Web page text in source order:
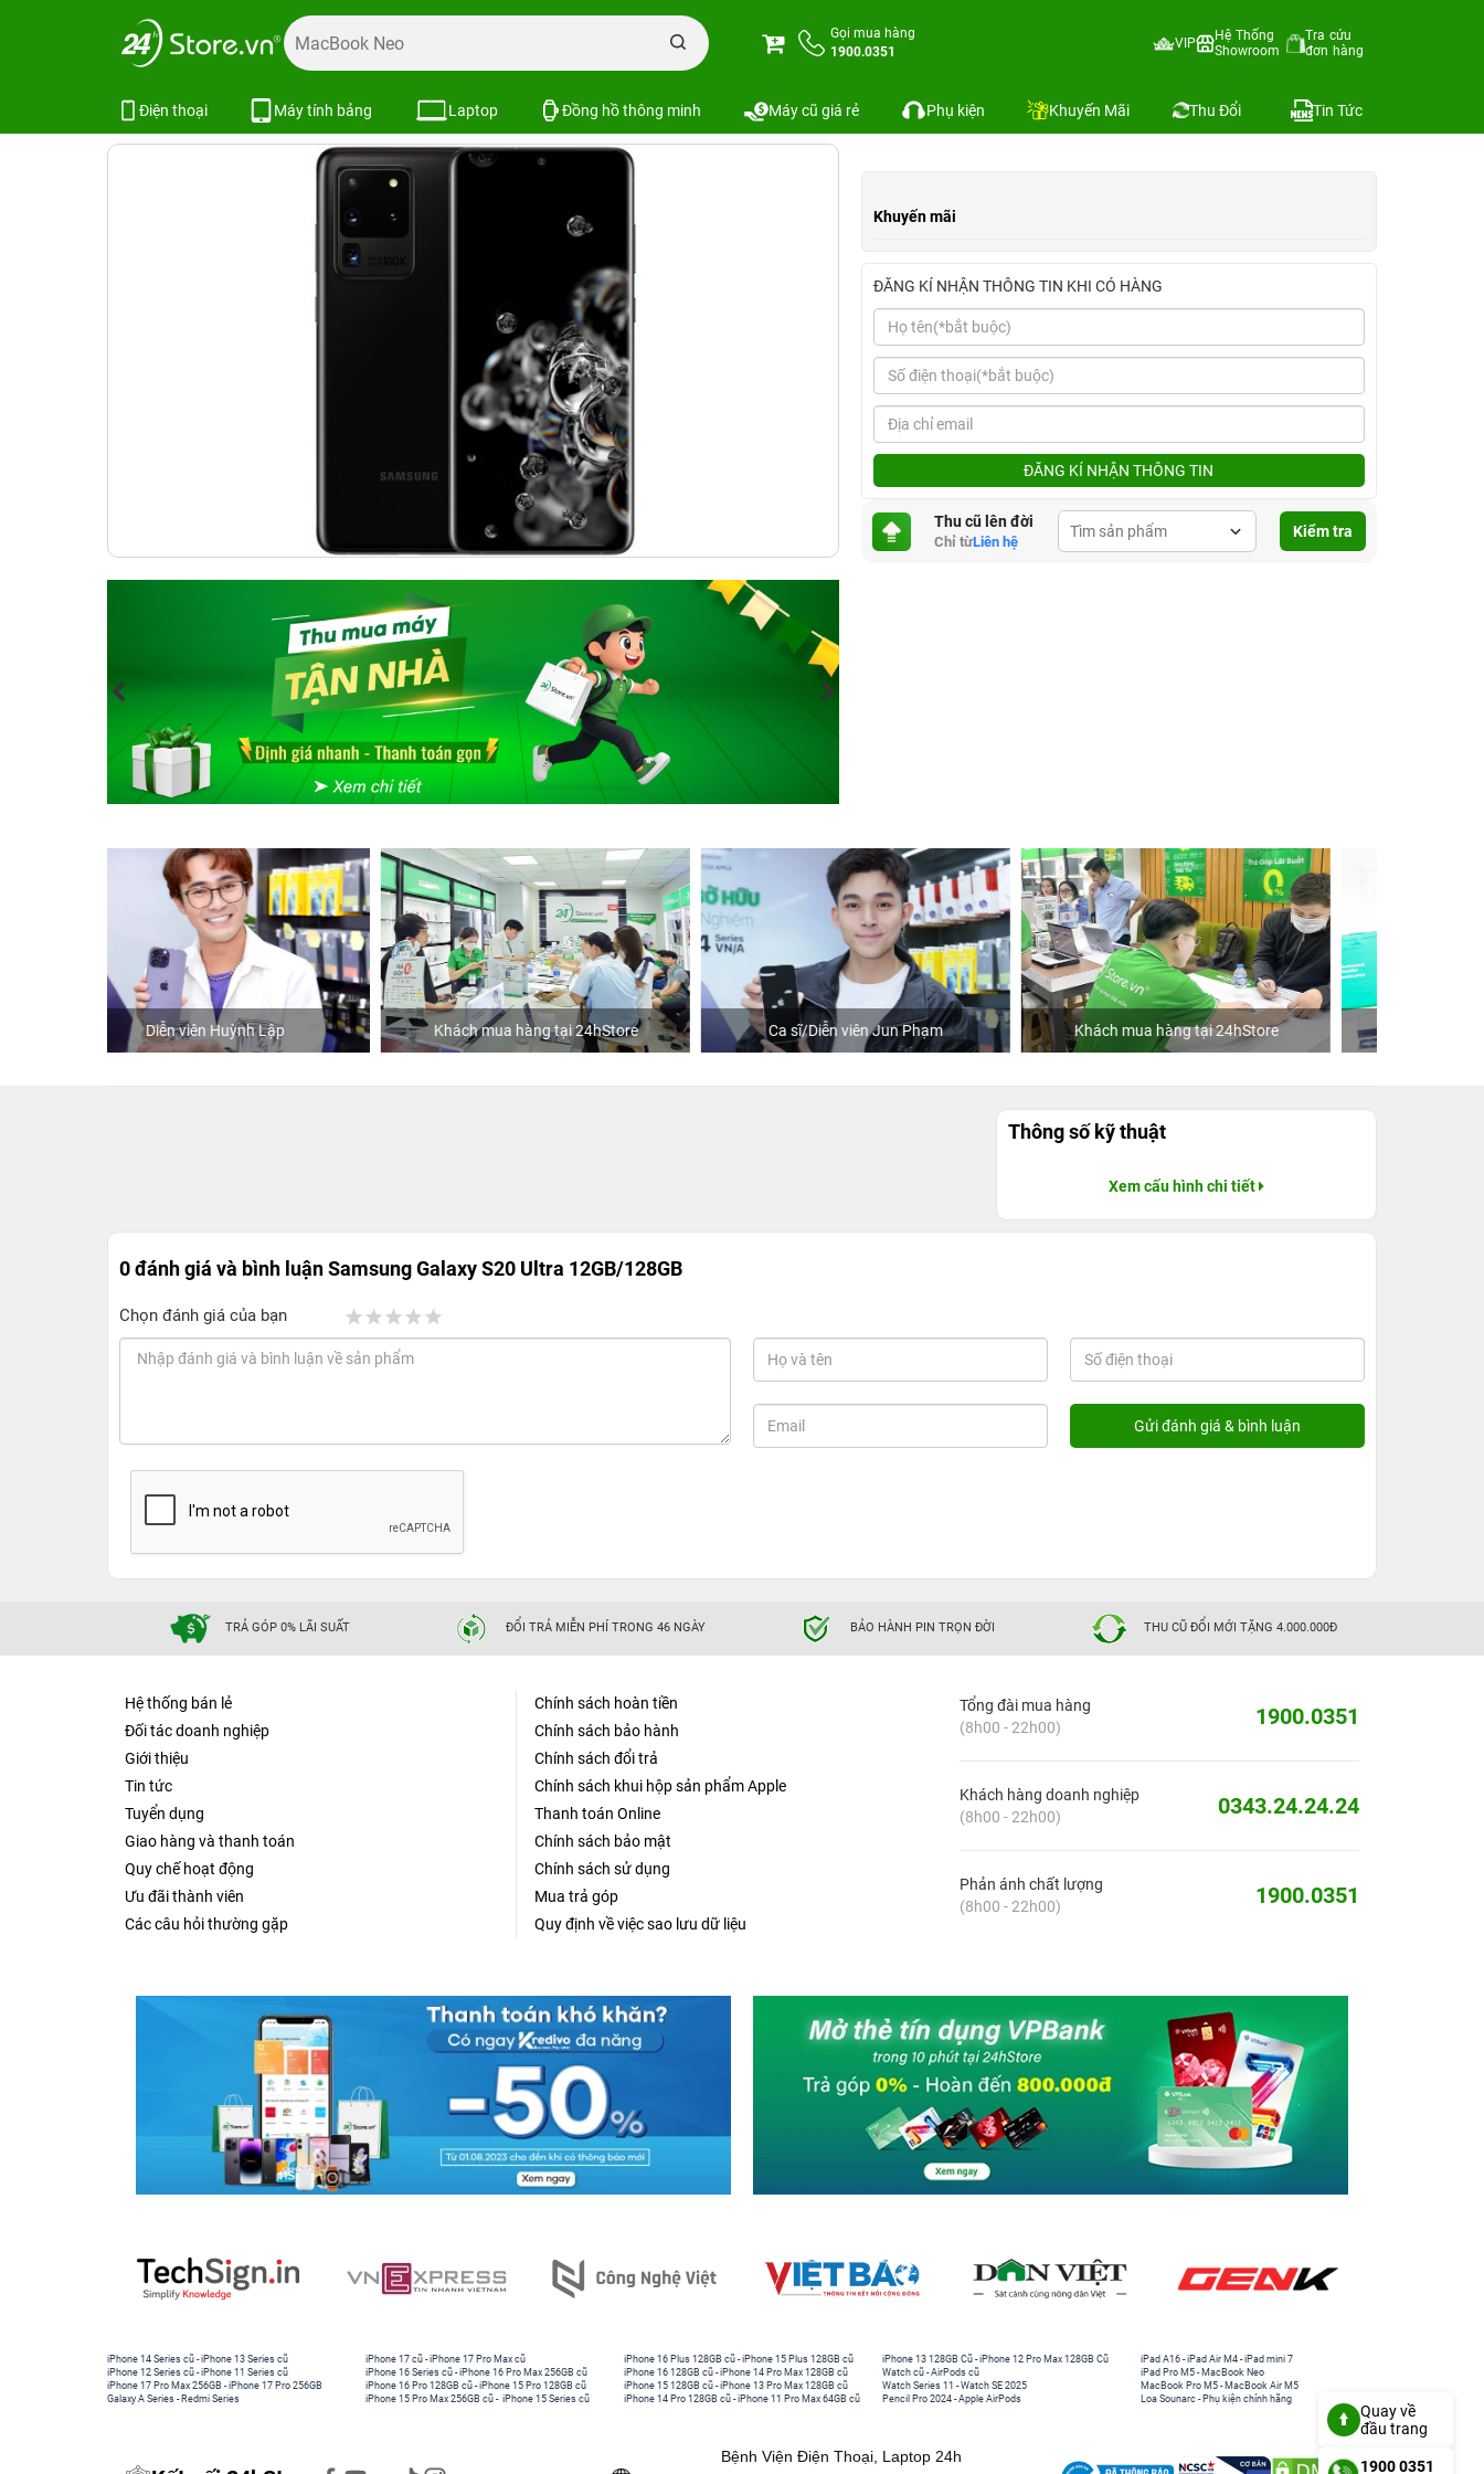
Gọi mua hàng
1900.0351
VIP
Hệ Thống
Showroom
Tra cứu
đơn hàng
Điện thoại Máy tính bảng Laptop Đồng hồ thông minh Máy cũ giá rẻ Phụ kiện Khuyến Mãi Thu Đổi Tin Tức
Trang chủ Samsung Samsung Galaxy S20 Ultra 12GB/128GB
Khuyến mãi
ĐĂNG KÍ NHẬN THÔNG TIN KHI CÓ HÀNG
ĐĂNG KÍ NHẬN THÔNG TIN
Thu cũ lên đời
Chỉ từLiên hệ
Kiểm tra
Khách mua hàng tại 24hStore Ca sĩ/Diễn viên Jun Phạm Khách mua hàng tại 24hStore Ca sĩ Văn Mai Hương
Thông số kỹ thuật
Xem cấu hình chi tiết
0 đánh giá và bình luậnSamsung Galaxy S20 Ultra 12GB/128GB
Chọn đánh giá của bạn
TRẢ GÓP 0% LÃI SUẤT ĐỔI TRẢ MIỄN PHÍ TRONG 46 NGÀY BẢO HÀNH PIN TRỌN ĐỜI THU CŨ ĐỔI MỚI TẶNG 4.000.000Đ
Hệ thống bán lẻ
Đối tác doanh nghiệp
Giới thiệu
Tin tức
Tuyển dụng
Giao hàng và thanh toán
Quy chế hoạt động
Ưu đãi thành viên
Các câu hỏi thường gặp
Chính sách hoàn tiền
Chính sách bảo hành
Chính sách đổi trả
Chính sách khui hộp sản phẩm Apple
Thanh toán Online
Chính sách bảo mật
Chính sách sử dụng
Mua trả góp
Quy định về việc sao lưu dữ liệu
Tổng đài mua hàng
(8h00 - 22h00)
1900.0351
Khách hàng doanh nghiệp
(8h00 - 22h00)
0343.24.24.24
Phản ánh chất lượng
(8h00 - 22h00)
1900.0351
iPhone 14 Series cũ -iPhone 13 Series cũ
iPhone 12 Series cũ -iPhone 11 Series cũ
iPhone 17 Pro Max 256GB -iPhone 17 Pro 256GB
Galaxy A Series - Redmi Series
iPhone 17 cũ -iPhone 17 Pro Max cũ
iPhone 16 Series cũ - iPhone 16 Pro Max 256GB cũ
iPhone 16 Pro 128GB cũ -iPhone 15 Pro 128GB cũ
iPhone 15 Pro Max 256GB cũ - iPhone 15 Series cũ
iPhone 16 Plus 128GB cũ -iPhone 15 Plus 128GB cũ
iPhone 16 128GB cũ -iPhone 14 Pro Max 128GB cũ
iPhone 15 128GB cũ -iPhone 13 Pro Max 128GB cũ
iPhone 14 Pro 128GB cũ -iPhone 11 Pro Max 64GB cũ
iPhone 13 128GB Cũ -iPhone 12 Pro Max 128GB Cũ
Watch cũ -AirPods cũ
Watch Series 11 -Watch SE 2025
Pencil Pro 2024 -Apple AirPods
iPad A16 -iPad Air M4 -iPad mini 7
iPad Pro M5 - MacBook Neo
MacBook Pro M5 - MacBook Air M5
Loa Sounarc - Phụ kiện chính hãng
Bệnh Viện Điện Thoại, Laptop 24h
Quay về
đầu trang
1900 0351